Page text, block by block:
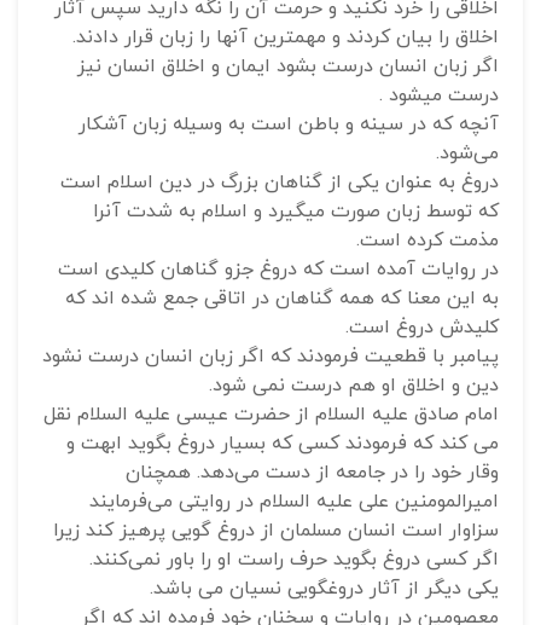
اخلاقی را خرد نکنید و حرمت آن را نگه دارید سپس آثار
اخلاق را بیان کردند و مهمترین آنها را زبان قرار دادند.
اگر زبان انسان درست بشود ایمان و اخلاق انسان نیز
درست میشود .
آنچه که در سینه و باطن است به وسیله زبان آشکار
می‌شود.
دروغ به عنوان یکی از گناهان بزرگ در دین اسلام است
که توسط زبان صورت میگیرد و اسلام به شدت آنرا
مذمت کرده است.
در روایات آمده است که دروغ جزو گناهان کلیدی است
به این معنا که همه گناهان در اتاقی جمع شده اند که
کلیدش دروغ است.
پیامبر با قطعیت فرمودند که اگر زبان انسان درست نشود
دین و اخلاق او هم درست نمی شود.
امام صادق علیه السلام از حضرت عیسی علیه السلام نقل
می کند که فرمودند کسی که بسیار دروغ بگوید ابهت و
وقار خود را در جامعه از دست می‌دهد. همچنان
امیرالمومنین علی علیه السلام در روایتی می‌فرمایند
سزاوار است انسان مسلمان از دروغ گویی پرهیز کند زیرا
اگر کسی دروغ بگوید حرف راست او را باور نمی‌کنند.
یکی دیگر از آثار دروغگویی نسیان می باشد.
معصومین در روایات و سخنان خود فرمده اند که اگر